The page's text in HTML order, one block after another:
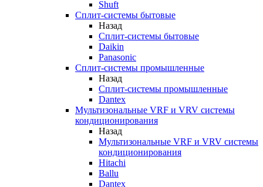
Shuft
Сплит-системы бытовые
Назад
Сплит-системы бытовые
Daikin
Panasonic
Сплит-системы промышленные
Назад
Сплит-системы промышленные
Dantex
Мультизональные VRF и VRV системы
кондиционирования
Назад
Мультизональные VRF и VRV системы
кондиционирования
Hitachi
Ballu
Dantex